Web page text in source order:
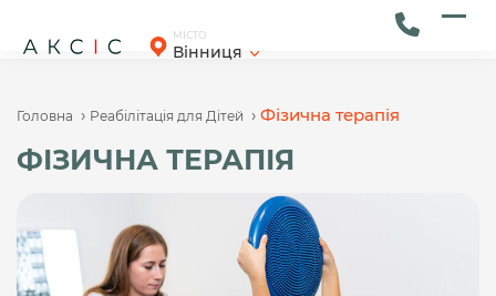
content
МІСТО
Вінниця
Головна › Реабілітація для Дітей › Фізична терапія
ФІЗИЧНА ТЕРАПІЯ